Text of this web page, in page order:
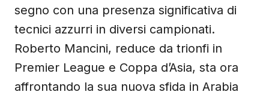
segno con una presenza significativa di
tecnici azzurri in diversi campionati.
Roberto Mancini, reduce da trionfi in
Premier League e Coppa d’Asia, sta ora
affrontando la sua nuova sfida in Arabia